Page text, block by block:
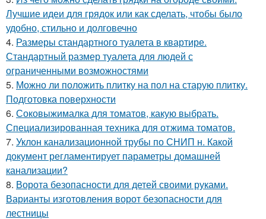
Лучшие идеи для грядок или как сделать, чтобы было
удобно, стильно и долговечно
4. Размеры стандартного туалета в квартире.
Стандартный размер туалета для людей с
ограниченными возможностями
5. Можно ли положить плитку на пол на старую плитку.
Подготовка поверхности
6. Соковыжималка для томатов, какую выбрать.
Специализированная техника для отжима томатов.
7. Уклон канализационной трубы по СНИП н. Какой
документ регламентирует параметры домашней
канализации?
8. Ворота безопасности для детей своими руками.
Варианты изготовления ворот безопасности для
лестницы